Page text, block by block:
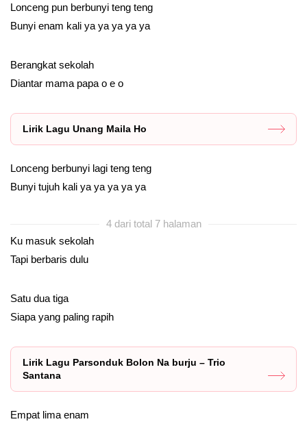
Lonceng pun berbunyi teng teng
Bunyi enam kali ya ya ya ya ya
Berangkat sekolah
Diantar mama papa o e o
Lirik Lagu Unang Maila Ho
Lonceng berbunyi lagi teng teng
Bunyi tujuh kali ya ya ya ya ya
4 dari total 7 halaman
Ku masuk sekolah
Tapi berbaris dulu
Satu dua tiga
Siapa yang paling rapih
Lirik Lagu Parsonduk Bolon Na burju – Trio
Santana
Empat lima enam